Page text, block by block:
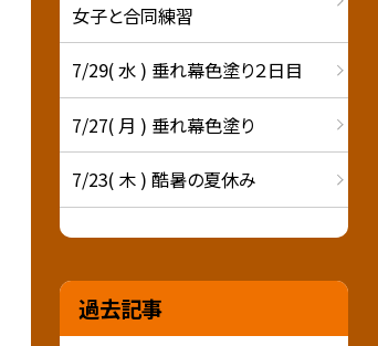
女子と合同練習
7/29( 水 ) 垂れ幕色塗り２日目
7/27( 月 ) 垂れ幕色塗り
7/23( 木 ) 酷暑の夏休み
過去記事